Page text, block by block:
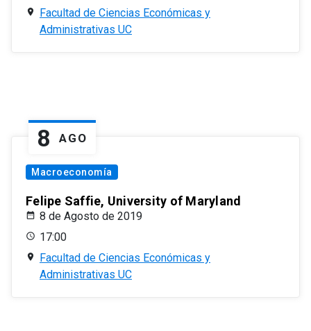
Facultad de Ciencias Económicas y
Administrativas UC
8 AGO
Macroeconomía
Felipe Saffie, University of Maryland
8 de Agosto de 2019
17:00
Facultad de Ciencias Económicas y
Administrativas UC